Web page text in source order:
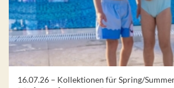
16.07.26 – Kollektionen für Spring/